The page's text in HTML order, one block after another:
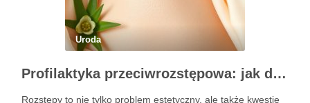
Uroda
Profilaktyka przeciwrozstępowa: jak dbać o skórę skutecznie?
Rozstępy to nie tylko problem estetyczny, ale także kwestie